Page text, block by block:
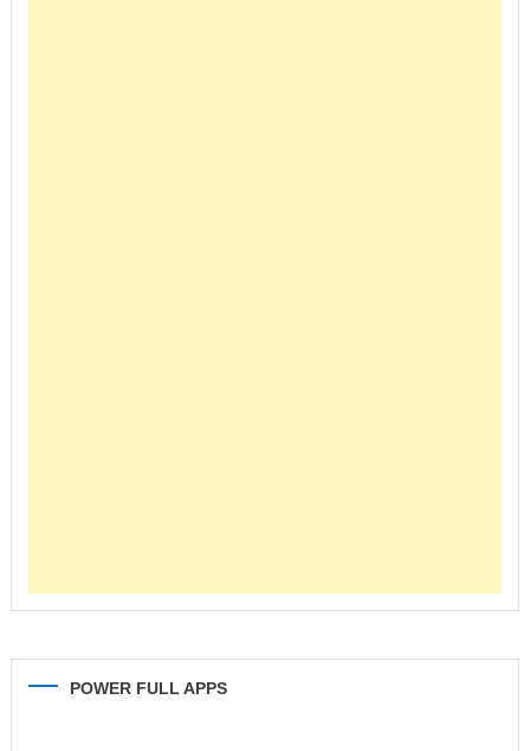
POWER FULL APPS